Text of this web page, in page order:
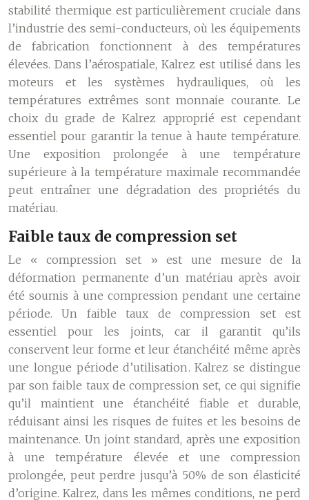
stabilité thermique est particulièrement cruciale dans
l’industrie des semi-conducteurs, où les équipements
de fabrication fonctionnent à des températures
élevées. Dans l’aérospatiale, Kalrez est utilisé dans les
moteurs et les systèmes hydrauliques, où les
températures extrêmes sont monnaie courante. Le
choix du grade de Kalrez approprié est cependant
essentiel pour garantir la tenue à haute température.
Une exposition prolongée à une température
supérieure à la température maximale recommandée
peut entraîner une dégradation des propriétés du
matériau.
Faible taux de compression set
Le « compression set » est une mesure de la
déformation permanente d’un matériau après avoir
été soumis à une compression pendant une certaine
période. Un faible taux de compression set est
essentiel pour les joints, car il garantit qu’ils
conservent leur forme et leur étanchéité même après
une longue période d’utilisation. Kalrez se distingue
par son faible taux de compression set, ce qui signifie
qu’il maintient une étanchéité fiable et durable,
réduisant ainsi les risques de fuites et les besoins de
maintenance. Un joint standard, après une exposition
à une température élevée et une compression
prolongée, peut perdre jusqu’à 50% de son élasticité
d’origine. Kalrez, dans les mêmes conditions, ne perd